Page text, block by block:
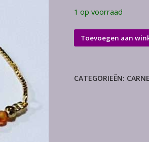
1 op voorraad
Carneool
armband
Toevoegen aan
CATEGORIEËN: